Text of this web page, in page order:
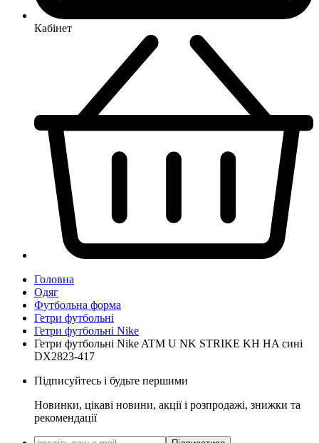
Кабінет
Головна
Одяг
Футбольна форма
Гетри футбольні
Гетри футбольні Nike
Гетри футбольні Nike ATM U NK STRIKE KH HA сині
DX2823-417
Підписуйтесь і будьте першими
Новинки, цікаві новини, акції і розпродажі, знижки та
рекомендації